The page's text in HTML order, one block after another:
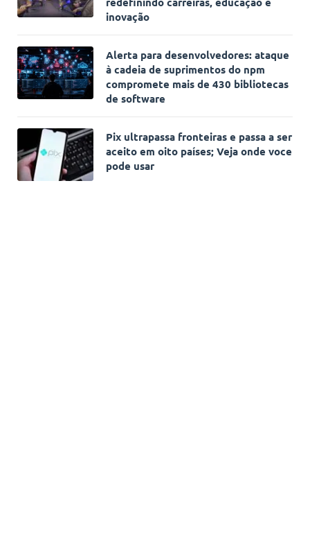
inovação
Alerta para desenvolvedores: ataque
à cadeia de suprimentos do npm
compromete mais de 430 bibliotecas
de software
Pix ultrapassa fronteiras e passa a ser
aceito em oito países; Veja onde voce
pode usar